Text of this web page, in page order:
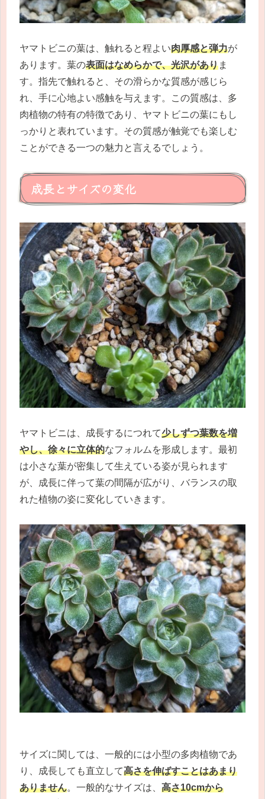
ヤマトビニの葉は、触れると程よい肉厚感と弾力が
あります。葉の表面はなめらかで、光沢がありま
す。指先で触れると、その滑らかな質感が感じら
れ、手に心地よい感触を与えます。この質感は、多
肉植物の特有の特徴であり、ヤマトビニの葉にもし
っかりと表れています。その質感が触覚でも楽しむ
ことができる一つの魅力と言えるでしょう。
成長とサイズの変化
ヤマトビニは、成長するにつれて少しずつ葉数を増
やし、徐々に立体的なフォルムを形成します。最初
は小さな葉が密集して生えている姿が見られます
が、成長に伴って葉の間隔が広がり、バランスの取
れた植物の姿に変化していきます。
サイズに関しては、一般的には小型の多肉植物であ
り、成長しても直立して高さを伸ばすことはあまり
ありません。一般的なサイズは、 高さ10cmから